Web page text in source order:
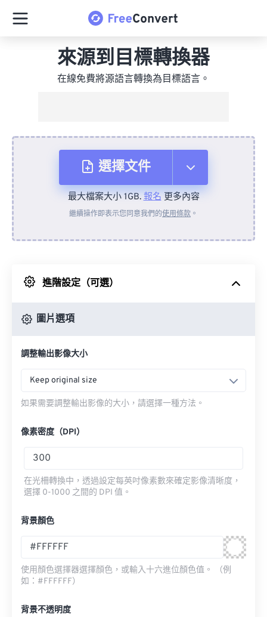
來源到目標轉換器
在線免費將源語言轉換為目標語言。
選擇文件
來自裝置
來自 Google 雲端硬碟
最大檔案大小 1GB.報名更多內容
繼續操作即表示您同意我們的使用條款 。
進階設定（可選）
圖片選項
調整輸出影像大小
Keep original size
如果需要調整輸出影像的大小，請選擇一種方法。
像素密度（DPI）
在光柵轉換中，透過設定每英吋像素數來確定影像清晰度，
選擇 0-1000 之間的 DPI 值。
背景顏色
使用顏色選擇器選擇顏色，或輸入十六進位顏色值。 （例
如：#FFFFFF）
背景不透明度